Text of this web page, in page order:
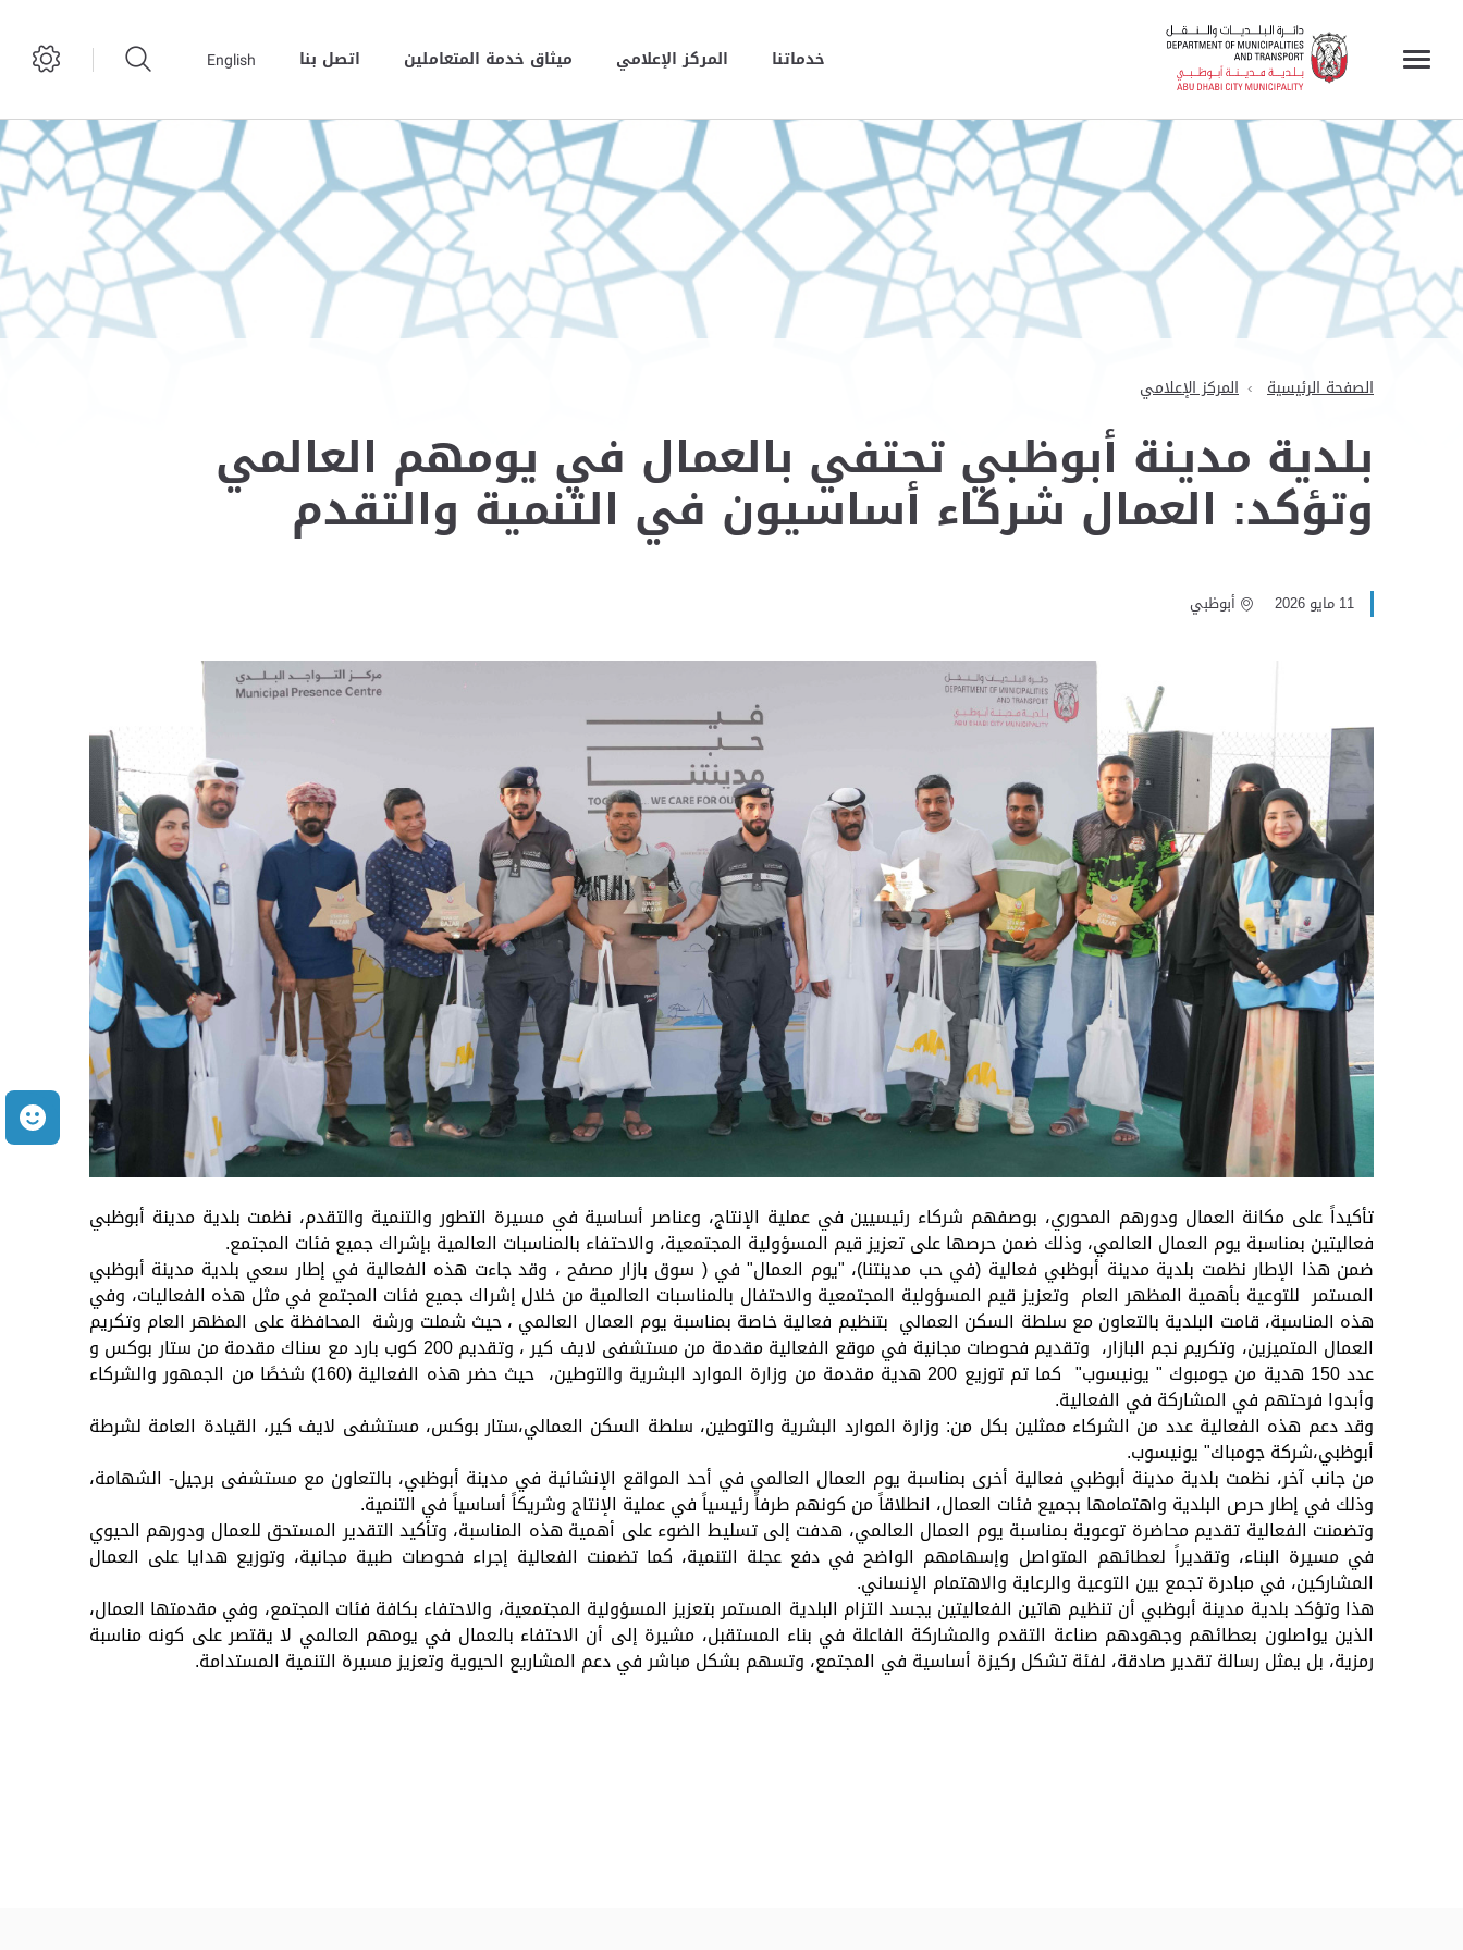
خدماتنا المركز الإعلامي ميثاق خدمة المتعاملين اتصل بنا English
الصفحة الرئيسية المركز الإعلامي
بلدية مدينة أبوظبي تحتفي بالعمال في يومهم العالمي
وتؤكد: العمال شركاء أساسيون في التنمية والتقدم
11 مايو 2026 أبوظبي
تأكيداً على مكانة العمال ودورهم المحوري، بوصفهم شركاء رئيسيين في عملية الإنتاج، وعناصر أساسية في مسيرة التطور والتنمية والتقدم، نظمت بلدية مدينة أبوظبي
فعاليتين بمناسبة يوم العمال العالمي، وذلك ضمن حرصها على تعزيز قيم المسؤولية المجتمعية، والاحتفاء بالمناسبات العالمية بإشراك جميع فئات المجتمع.
ضمن هذا الإطار نظمت بلدية مدينة أبوظبي فعالية (في حب مدينتنا)، "يوم العمال" في ( سوق بازار مصفح ، وقد جاءت هذه الفعالية في إطار سعي بلدية مدينة أبوظبي
المستمر للتوعية بأهمية المظهر العام وتعزيز قيم المسؤولية المجتمعية والاحتفال بالمناسبات العالمية من خلال إشراك جميع فئات المجتمع في مثل هذه الفعاليات، وفي
هذه المناسبة، قامت البلدية بالتعاون مع سلطة السكن العمالي بتنظيم فعالية خاصة بمناسبة يوم العمال العالمي ، حيث شملت ورشة المحافظة على المظهر العام وتكريم
العمال المتميزين، وتكريم نجم البازار، وتقديم فحوصات مجانية في موقع الفعالية مقدمة من مستشفى لايف كير ، وتقديم 200 كوب بارد مع سناك مقدمة من ستار بوكس و
عدد 150 هدية من جومبوك " يونيسوب" كما تم توزيع 200 هدية مقدمة من وزارة الموارد البشرية والتوطين، حيث حضر هذه الفعالية (160) شخصًا من الجمهور والشركاء
وأبدوا فرحتهم في المشاركة في الفعالية.
وقد دعم هذه الفعالية عدد من الشركاء ممثلين بكل من: وزارة الموارد البشرية والتوطين، سلطة السكن العمالي،ستار بوكس، مستشفى لايف كير، القيادة العامة لشرطة
أبوظبي،شركة جومباك" يونيسوب.
من جانب آخر، نظمت بلدية مدينة أبوظبي فعالية أخرى بمناسبة يوم العمال العالمي في أحد المواقع الإنشائية في مدينة أبوظبي، بالتعاون مع مستشفى برجيل- الشهامة،
وذلك في إطار حرص البلدية واهتمامها بجميع فئات العمال، انطلاقاً من كونهم طرفاً رئيسياً في عملية الإنتاج وشريكاً أساسياً في التنمية.
وتضمنت الفعالية تقديم محاضرة توعوية بمناسبة يوم العمال العالمي، هدفت إلى تسليط الضوء على أهمية هذه المناسبة، وتأكيد التقدير المستحق للعمال ودورهم الحيوي
في مسيرة البناء، وتقديراً لعطائهم المتواصل وإسهامهم الواضح في دفع عجلة التنمية، كما تضمنت الفعالية إجراء فحوصات طبية مجانية، وتوزيع هدايا على العمال
المشاركين، في مبادرة تجمع بين التوعية والرعاية والاهتمام الإنساني.
هذا وتؤكد بلدية مدينة أبوظبي أن تنظيم هاتين الفعاليتين يجسد التزام البلدية المستمر بتعزيز المسؤولية المجتمعية، والاحتفاء بكافة فئات المجتمع، وفي مقدمتها العمال،
الذين يواصلون بعطائهم وجهودهم صناعة التقدم والمشاركة الفاعلة في بناء المستقبل، مشيرة إلى أن الاحتفاء بالعمال في يومهم العالمي لا يقتصر على كونه مناسبة
رمزية، بل يمثل رسالة تقدير صادقة، لفئة تشكل ركيزة أساسية في المجتمع، وتسهم بشكل مباشر في دعم المشاريع الحيوية وتعزيز مسيرة التنمية المستدامة.